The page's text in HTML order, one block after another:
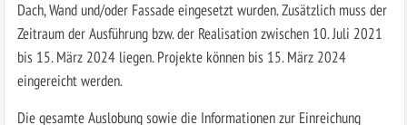
Dach, Wand und/oder Fassade eingesetzt wurden. Zusätzlich muss der
Zeitraum der Ausführung bzw. der Realisation zwischen 10. Juli 2021
bis 15. März 2024 liegen. Projekte können bis 15. März 2024
eingereicht werden.
Die gesamte Auslobung sowie die Informationen zur Einreichung